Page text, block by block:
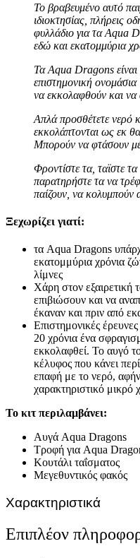
Το βραβευμένο αυτό
ιδιοκτησίας, πλήρεις
φυλλάδιο για τα Aqua
εδώ και εκατομμύρια
Τα Aqua Dragons είναι
επιστημονική
να εκκολαφθούν και να
Απλά προσθέτετε νερό
εκκολάπτονται ως εκ
Μπορούν να φτάσουν
Φροντίστε τα, ταϊστε
παρατηρήστε τα να
παίζουν, να κολυμπούν
Ξεχωρίζει γιατί:
τα Aqua Dragons
εκατομμύρια χρόνια
λίμνες
Χάρη στον εξαιρετική
επιβιώσουν και να
έκαναν και πριν από
Επιστημονικές
20 χρόνια ένα
εκκολαφθεί. Το αυγό
κέλυφος που κάνει
επαφή με το νερό,
χαρακτηριστικό μικρό
Το κιτ περιλαμβάνει:
Αυγά Aqua Dragons
Τροφή για Aqua
Κουτάλι ταΐσματος
Μεγεθυντικός φακός
Χαρακτηριστικά
Επιπλέον